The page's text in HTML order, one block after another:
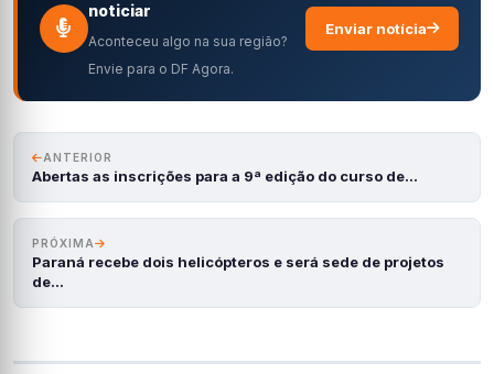
noticiar
Aconteceu algo na sua região?
Envie para o DF Agora.
Enviar notícia
ANTERIOR
Abertas as inscrições para a 9ª edição do curso de…
PRÓXIMA
Paraná recebe dois helicópteros e será sede de projetos
de…